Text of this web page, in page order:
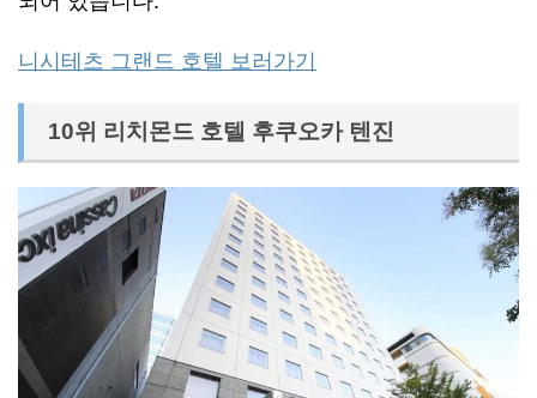
니시테츠 그랜드 호텔 보러가기
10위 리치몬드 호텔 후쿠오카 텐진